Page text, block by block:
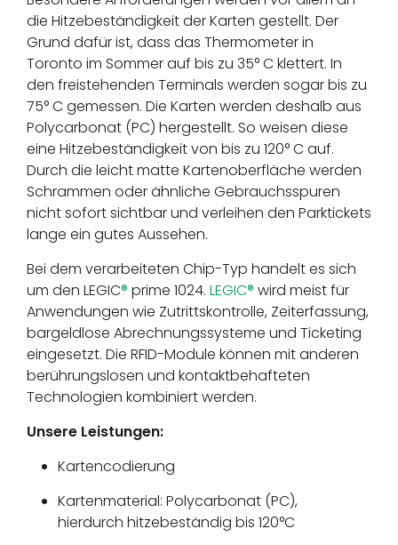
die Hitzebeständigkeit der Karten gestellt. Der
Grund dafür ist, dass das Thermometer in
Toronto im Sommer auf bis zu 35° C klettert. In
den freistehenden Terminals werden sogar bis zu
75° C gemessen. Die Karten werden deshalb aus
Polycarbonat (PC) hergestellt. So weisen diese
eine Hitzebeständigkeit von bis zu 120° C auf.
Durch die leicht matte Kartenoberfläche werden
Schrammen oder ähnliche Gebrauchsspuren
nicht sofort sichtbar und verleihen den Parktickets
lange ein gutes Aussehen.
Bei dem verarbeiteten Chip-Typ handelt es sich
um den LEGIC® prime 1024. LEGIC® wird meist für
Anwendungen wie Zutrittskontrolle, Zeiterfassung,
bargeldlose Abrechnungssysteme und Ticketing
eingesetzt. Die RFID-Module können mit anderen
berührungslosen und kontaktbehafteten
Technologien kombiniert werden.
Unsere Leistungen:
Kartencodierung
Kartenmaterial: Polycarbonat (PC),
hierdurch hitzebeständig bis 120°C